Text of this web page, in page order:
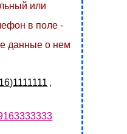
или
в поле -
данные о нем
,